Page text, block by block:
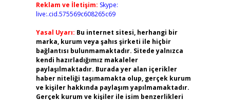
Reklam ve İletişim: Skype:
live:.cid.575569c608265c69
Yasal Uyarı: Bu internet sitesi, herhangi bir
marka, kurum veya şahıs şirketi ile hiçbir
bağlantısı bulunmamaktadır. Sitede yalnızca
kendi hazırladığımız makaleler
paylaşılmaktadır. Burada yer alan içerikler
haber niteliği taşımamakta olup, gerçek kurum
ve kişiler hakkında paylaşım yapılmamaktadır.
Gerçek kurum ve kişiler ile isim benzerlikleri